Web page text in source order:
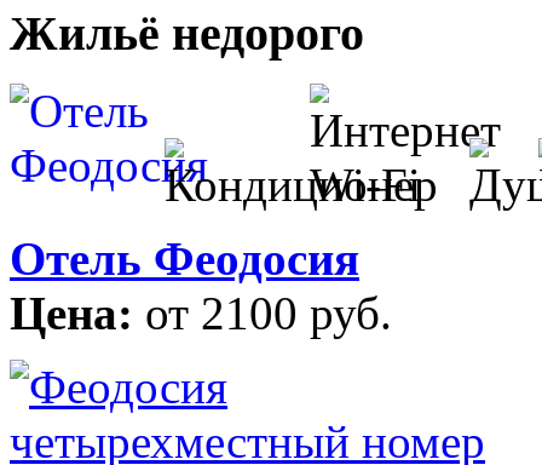
Жильё недорого
Отель Феодосия
Цена: от 2100 руб.